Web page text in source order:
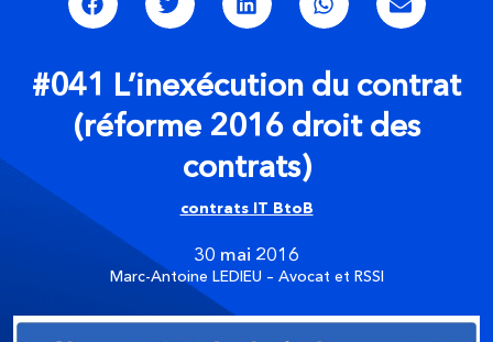
#041 L’inexécution du contrat
(réforme 2016 droit des
contrats)
30 mai 2016
Marc-Antoine LEDIEU – Avocat et RSSI
contrats IT BtoB